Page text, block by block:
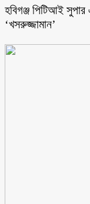
হবিগঞ্জ পিটিআই
‘খসরুজ্জামান’